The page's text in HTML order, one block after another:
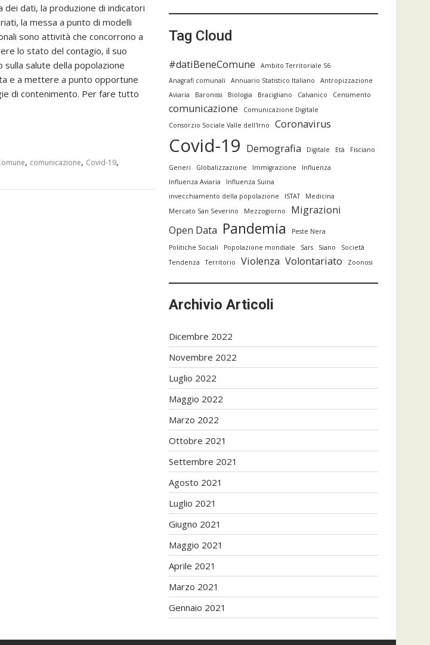
dei dati, la produzione di indicatori
la messa a punto di modelli
sono attività che concorrono a
lo stato del contagio, il suo
sulla salute della popolazione
e a mettere a punto opportune
di contenimento. Per fare tutto
, comunicazione, Covid-19,
Tag Cloud
#datiBeneComune
Ambito Territoriale S6
Anagrafi comunali
Annuario Statistico Italiano
Antropizzazione
Aviaria
Baronissi Biologia Bracigliano Calvanico Censimento
comunicazione
Comunicazione Digitale
Consorzio Sociale Valle dell'Irno
Coronavirus
Covid-19 Demografia Digitale Età Fisciano
Generi Globalizzazione Immigrazione
Influenza
Influenza Aviaria
Influenza Suina
invecchiamento della popolazione
ISTAT
Medicina
Mercato San Severino
Mezzogiorno
Migrazioni
Open Data Pandemia
Peste Nera
Politiche Sociali
Popolazione mondiale Sars Siano
Società
Tendenza
Territorio Violenza Volontariato Zoonosi
Archivio Articoli
Dicembre 2022
Novembre 2022
Luglio 2022
Maggio 2022
Marzo 2022
Ottobre 2021
Settembre 2021
Agosto 2021
Luglio 2021
Giugno 2021
Maggio 2021
Aprile 2021
Marzo 2021
Gennaio 2021